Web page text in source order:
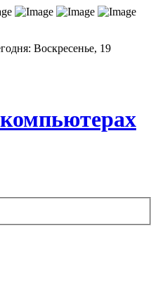
Воскресенье, 19